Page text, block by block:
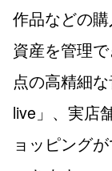
作品などの
資産を管理
点の高精細
live」、実店
ョッピング